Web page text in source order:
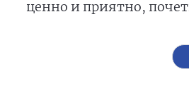
ценно и приятно,